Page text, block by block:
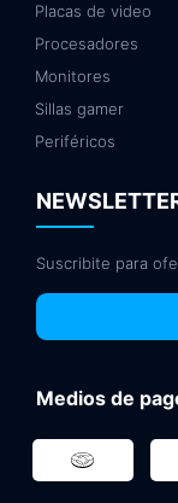
Placas de video
Procesadores
Monitores
Sillas gamer
Periféricos
Suscribite para
Medios de